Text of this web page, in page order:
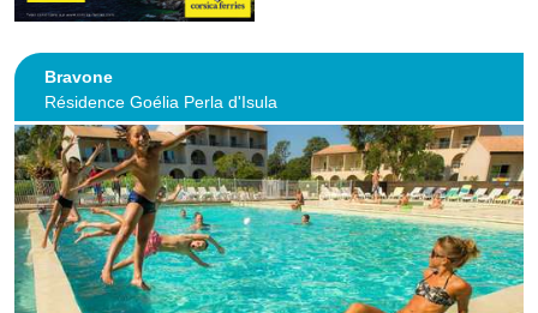
Bravone
Résidence Goélia Perla d'Isula